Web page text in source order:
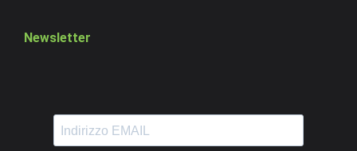
Newsletter